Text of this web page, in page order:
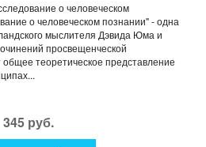
о человеческом
о человеческом познании" - одна
мыслителя Дэвида Юма и
просвещенческой
теоретическое представление
345 руб.